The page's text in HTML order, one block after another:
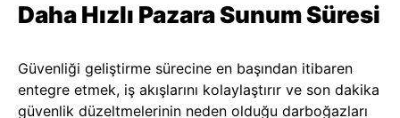
Daha Hızlı Pazara Sunum Süresi
Güvenliği geliştirme sürecine en başından itibaren
entegre etmek, iş akışlarını kolaylaştırır ve son dakika
güvenlik düzeltmelerinin neden olduğu darboğazları